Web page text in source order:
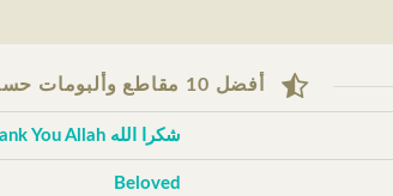
أفضل 10 مقاطع وألبومات حسب التقييم
شكرا الله Thank You Allah
Beloved